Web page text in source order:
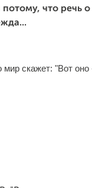
что речь
мир скажет: "Вот